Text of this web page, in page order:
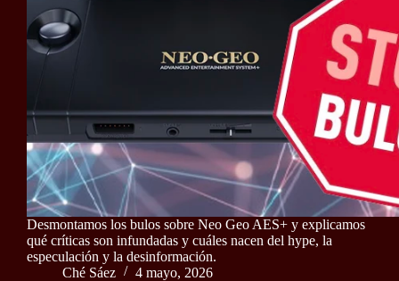
Desmontamos los bulos sobre Neo Geo AES+ y explicamos
qué críticas son infundadas y cuáles nacen del hype, la
especulación y la desinformación.
Ché Sáez
4 mayo, 2026